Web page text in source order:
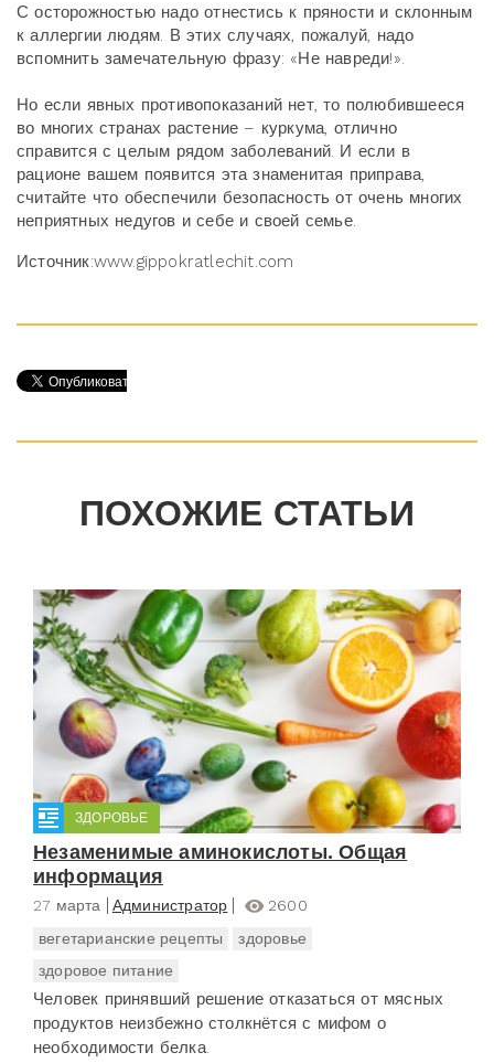
С осторожностью надо отнестись к пряности и склонным
к аллергии людям. В этих случаях, пожалуй, надо
вспомнить замечательную фразу: «Не навреди!».
Но если явных противопоказаний нет, то полюбившееся
во многих странах растение – куркума, отлично
справится с целым рядом заболеваний. И если в
рационе вашем появится эта знаменитая приправа,
считайте что обеспечили безопасность от очень многих
неприятных недугов и себе и своей семье.
Источник:www.gippokratlechit.com
ПОХОЖИЕ СТАТЬИ
ЗДОРОВЬЕ
Незаменимые аминокислоты. Общая
информация
27 марта Администратор
2600
вегетарианские рецепты
здоровье
здоровое питание
Человек принявший решение отказаться от мясных
продуктов неизбежно столкнётся с мифом о
необходимости белка.